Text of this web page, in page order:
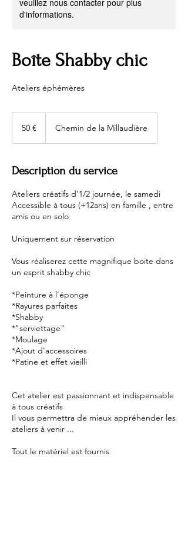
veuillez nous contacter pour plus
d'informations.
Boîte Shabby chic
Ateliers éphémères
50 € Chemin de la Millaudière
Description du service
Ateliers créatifs d'1/2 journée, le samedi
Accessible à tous (+12ans) en famille , entre
amis ou en solo
Uniquement sur réservation
Vous réaliserez cette magnifique boite dans
un esprit shabby chic
*Peinture à l'éponge
*Rayures parfaites
*Shabby
*"serviettage"
*Moulage
*Ajout d'accessoires
*Patine et effet vieilli
Cet atelier est passionnant et indispensable
à tous créatifs
Il vous permettra de mieux appréhender les
ateliers à venir ...
Tout le matériel est fournis